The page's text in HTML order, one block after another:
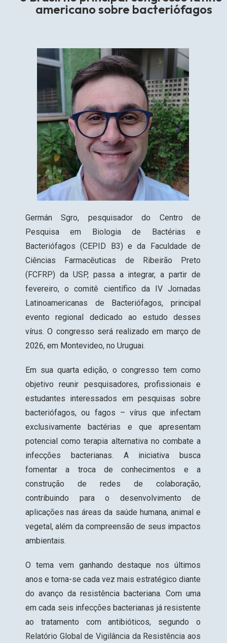
americano sobre bacteriófagos
Germán Sgro, pesquisador do Centro de
Pesquisa em Biologia de Bactérias e
Bacteriófagos (CEPID B3) e da Faculdade de
Ciências Farmacêuticas de Ribeirão Preto
(FCFRP) da USP, passa a integrar, a partir de
fevereiro, o comitê científico da IV Jornadas
Latinoamericanas de Bacteriófagos, principal
evento regional dedicado ao estudo desses
vírus. O congresso será realizado em março de
2026, em Montevideo, no Uruguai.
Em sua quarta edição, o congresso tem como
objetivo reunir pesquisadores, profissionais e
estudantes interessados em pesquisas sobre
bacteriófagos, ou fagos – vírus que infectam
exclusivamente bactérias e que apresentam
potencial como terapia alternativa no combate a
infecções bacterianas. A iniciativa busca
fomentar a troca de conhecimentos e a
construção de redes de colaboração,
contribuindo para o desenvolvimento de
aplicações nas áreas da saúde humana, animal e
vegetal, além da compreensão de seus impactos
ambientais.
O tema vem ganhando destaque nos últimos
anos e torna-se cada vez mais estratégico diante
do avanço da resistência bacteriana. Com uma
em cada seis infecções bacterianas já resistente
ao tratamento com antibióticos, segundo o
Relatório Global de Vigilância da Resistência aos